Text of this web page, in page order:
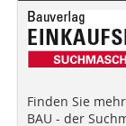
Finden Sie
BAU - der